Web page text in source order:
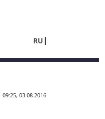
RU
09:25, 03.08.2016